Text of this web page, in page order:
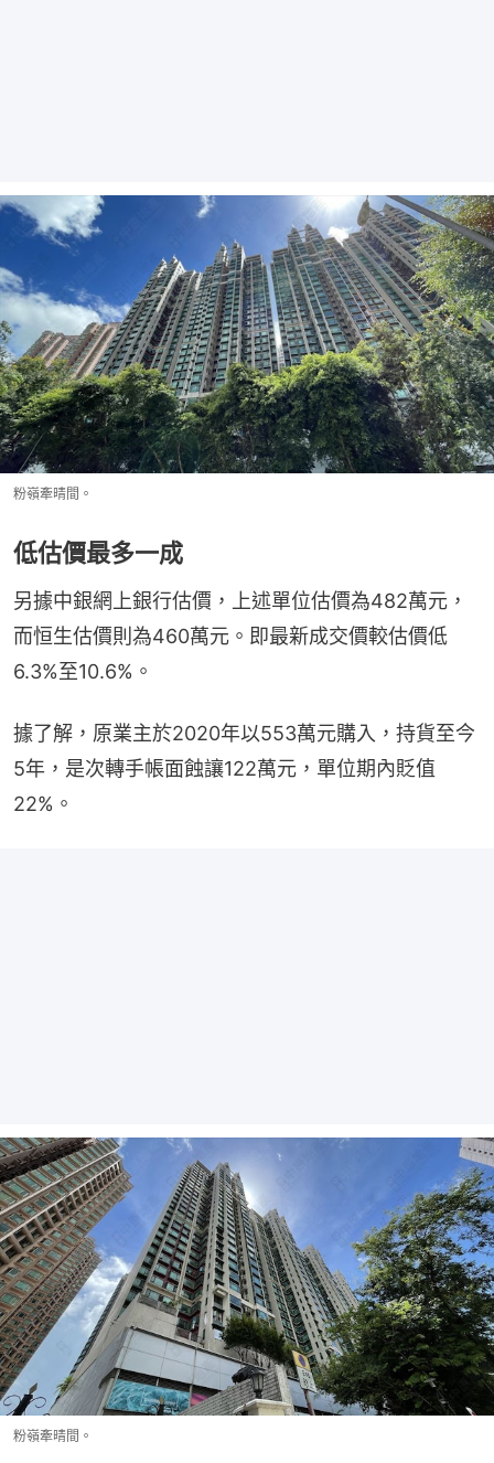
粉嶺牽晴間。
低估價最多一成
另據中銀網上銀行估價，上述單位估價為482萬元，
而恒生估價則為460萬元。即最新成交價較估價低
6.3%至10.6%。
據了解，原業主於2020年以553萬元購入，持貨至今
5年，是次轉手帳面蝕讓122萬元，單位期內貶值
22%。
粉嶺牽晴間。